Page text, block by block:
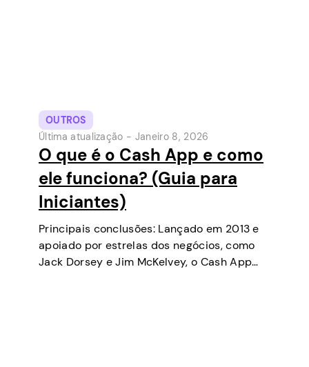
OUTROS
Última atualização - Janeiro 8, 2026
O que é o Cash App e como
ele funciona? (Guia para
Iniciantes)
Principais conclusões: Lançado em 2013 e
apoiado por estrelas dos negócios, como
Jack Dorsey e Jim McKelvey, o Cash App